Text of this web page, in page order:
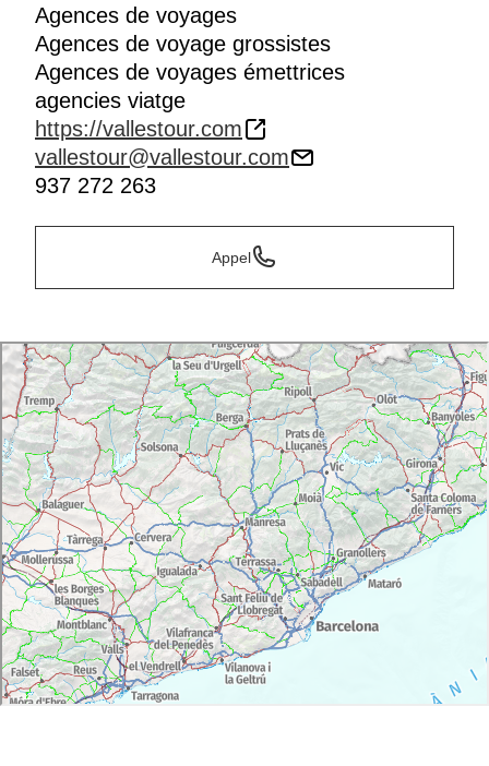
Agences de voyages
Agences de voyage grossistes
Agences de voyages émettrices
agencies viatge
https://vallestour.com
vallestour@vallestour.com
937 272 263
Appel